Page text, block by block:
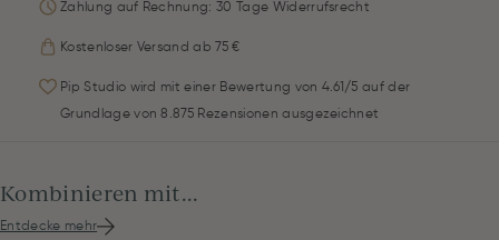
Zahlung auf Rechnung: 30 Tage Widerrufsrecht
Kostenloser Versand ab 75 €
Pip Studio wird mit einer Bewertung von 4.61/5 auf der
Grundlage von 8.875 Rezensionen ausgezeichnet
Kombinieren mit...
Entdecke mehr